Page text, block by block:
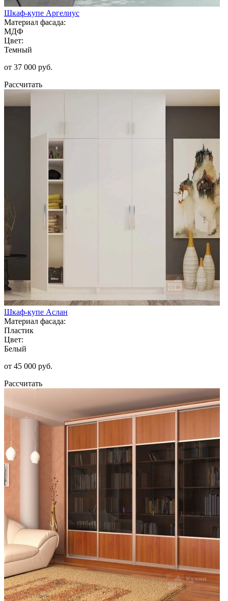
Шкаф-купе Аргелиус
Материал фасада:
МДФ
Цвет:
Темный
от 37 000 руб.
Рассчитать
Шкаф-купе Аслан
Материал фасада:
Пластик
Цвет:
Белый
от 45 000 руб.
Рассчитать